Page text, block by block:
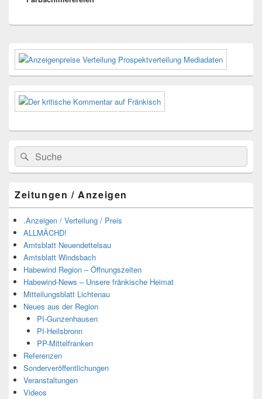
Primärer
Seitenleisten-
Widgetbereich
Suchen
nach:
Suchen
Zeitungen / Anzeigen
.Anzeigen / Verteilung / Preis
ALLMÄCHD!
Amtsblatt Neuendettelsau
Amtsblatt Windsbach
Habewind Region – Öffnungszeiten
Habewind-News – Unsere fränkische Heimat
Mitteilungsblatt Lichtenau
Neues aus der Region
PI-Gunzenhausen
PI-Heilsbronn
PP-Mittelfranken
Referenzen
Sonderveröffentlichungen
Veranstaltungen
Videos